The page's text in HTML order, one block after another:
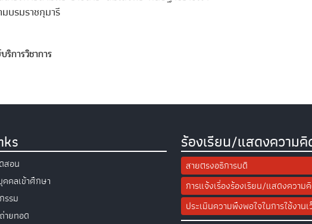
บรมราชกุมารี
การวิชาการ
สอน
คลเข้าศึกษา
รรม
ายทอด
ร้องเรียน/แสดงความคิ
สายตรงอธิการบดี
การแจ้งเรื่องร้องเรียน/แสดงความ
ประเมินความพึงพอใจในการใช้งาน